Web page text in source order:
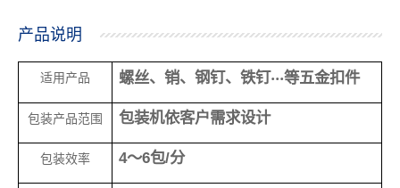
产品说明
适用产品 螺丝、销、钢钉、铁钉‧‧‧等五金扣件
包装产品范围 包装机依客户需求设计
包装效率 4～6包/分